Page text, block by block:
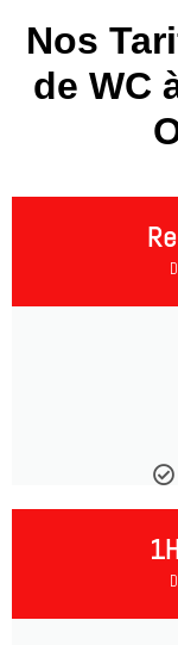
Nos
de WC